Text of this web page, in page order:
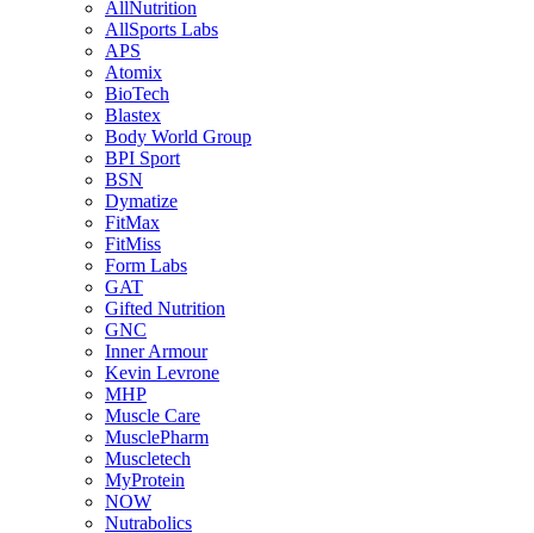
AllNutrition
AllSports Labs
APS
Atomix
BioTech
Blastex
Body World Group
BPI Sport
BSN
Dymatize
FitMax
FitMiss
Form Labs
GAT
Gifted Nutrition
GNC
Inner Armour
Kevin Levrone
MHP
Muscle Care
MusclePharm
Muscletech
MyProtein
NOW
Nutrabolics